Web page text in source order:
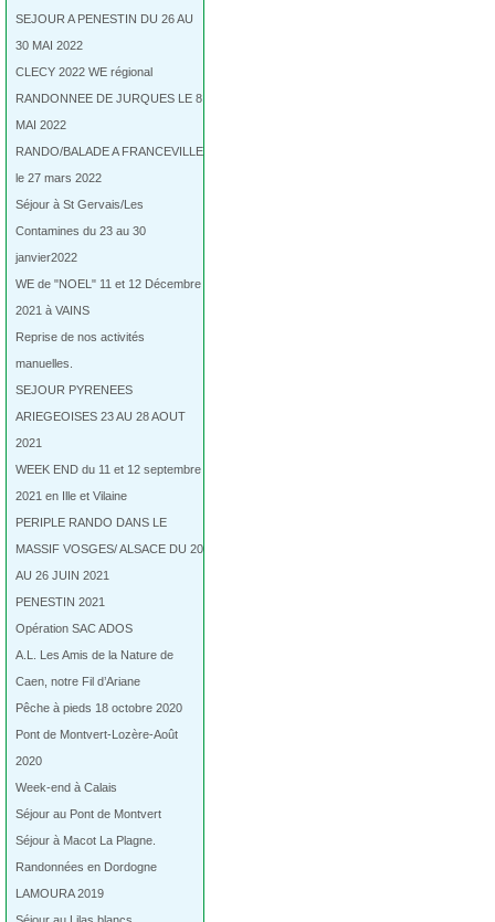
SEJOUR A PENESTIN DU 26 AU
30 MAI 2022
CLECY 2022 WE régional
RANDONNEE DE JURQUES LE 8
MAI 2022
RANDO/BALADE A FRANCEVILLE
le 27 mars 2022
Séjour à St Gervais/Les
Contamines du 23 au 30
janvier2022
WE de "NOEL" 11 et 12 Décembre
2021 à VAINS
Reprise de nos activités
manuelles.
SEJOUR PYRENEES
ARIEGEOISES 23 AU 28 AOUT
2021
WEEK END du 11 et 12 septembre
2021 en Ille et Vilaine
PERIPLE RANDO DANS LE
MASSIF VOSGES/ ALSACE DU 20
AU 26 JUIN 2021
PENESTIN 2021
Opération SAC ADOS
A.L. Les Amis de la Nature de
Caen, notre Fil d’Ariane
Pêche à pieds 18 octobre 2020
Pont de Montvert-Lozère-Août
2020
Week-end à Calais
Séjour au Pont de Montvert
Séjour à Macot La Plagne.
Randonnées en Dordogne
LAMOURA 2019